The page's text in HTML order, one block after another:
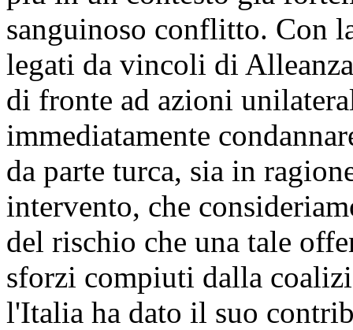
sanguinoso conflitto. Con
legati da vincoli di
di fronte ad azioni
immediatamente
da parte turca, sia in
intervento, che
del rischio che una tale
sforzi compiuti dalla
l'Italia ha dato il suo